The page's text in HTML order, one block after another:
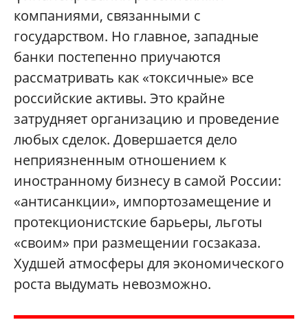
компаниями, связанными с
государством. Но главное, западные
банки постепенно приучаются
рассматривать как «токсичные» все
российские активы. Это крайне
затрудняет организацию и проведение
любых сделок. Довершается дело
неприязненным отношением к
иностранному бизнесу в самой России:
«антисанкции», импортозамещение и
протекционистские барьеры, льготы
«своим» при размещении госзаказа.
Худшей атмосферы для экономического
роста выдумать невозможно.